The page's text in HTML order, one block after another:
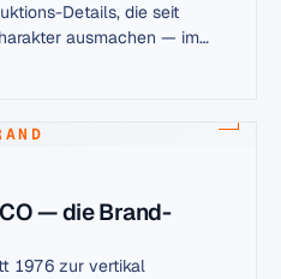
Details, die seit
ausmachen — im
— die Brand-
1976 zur vertikal